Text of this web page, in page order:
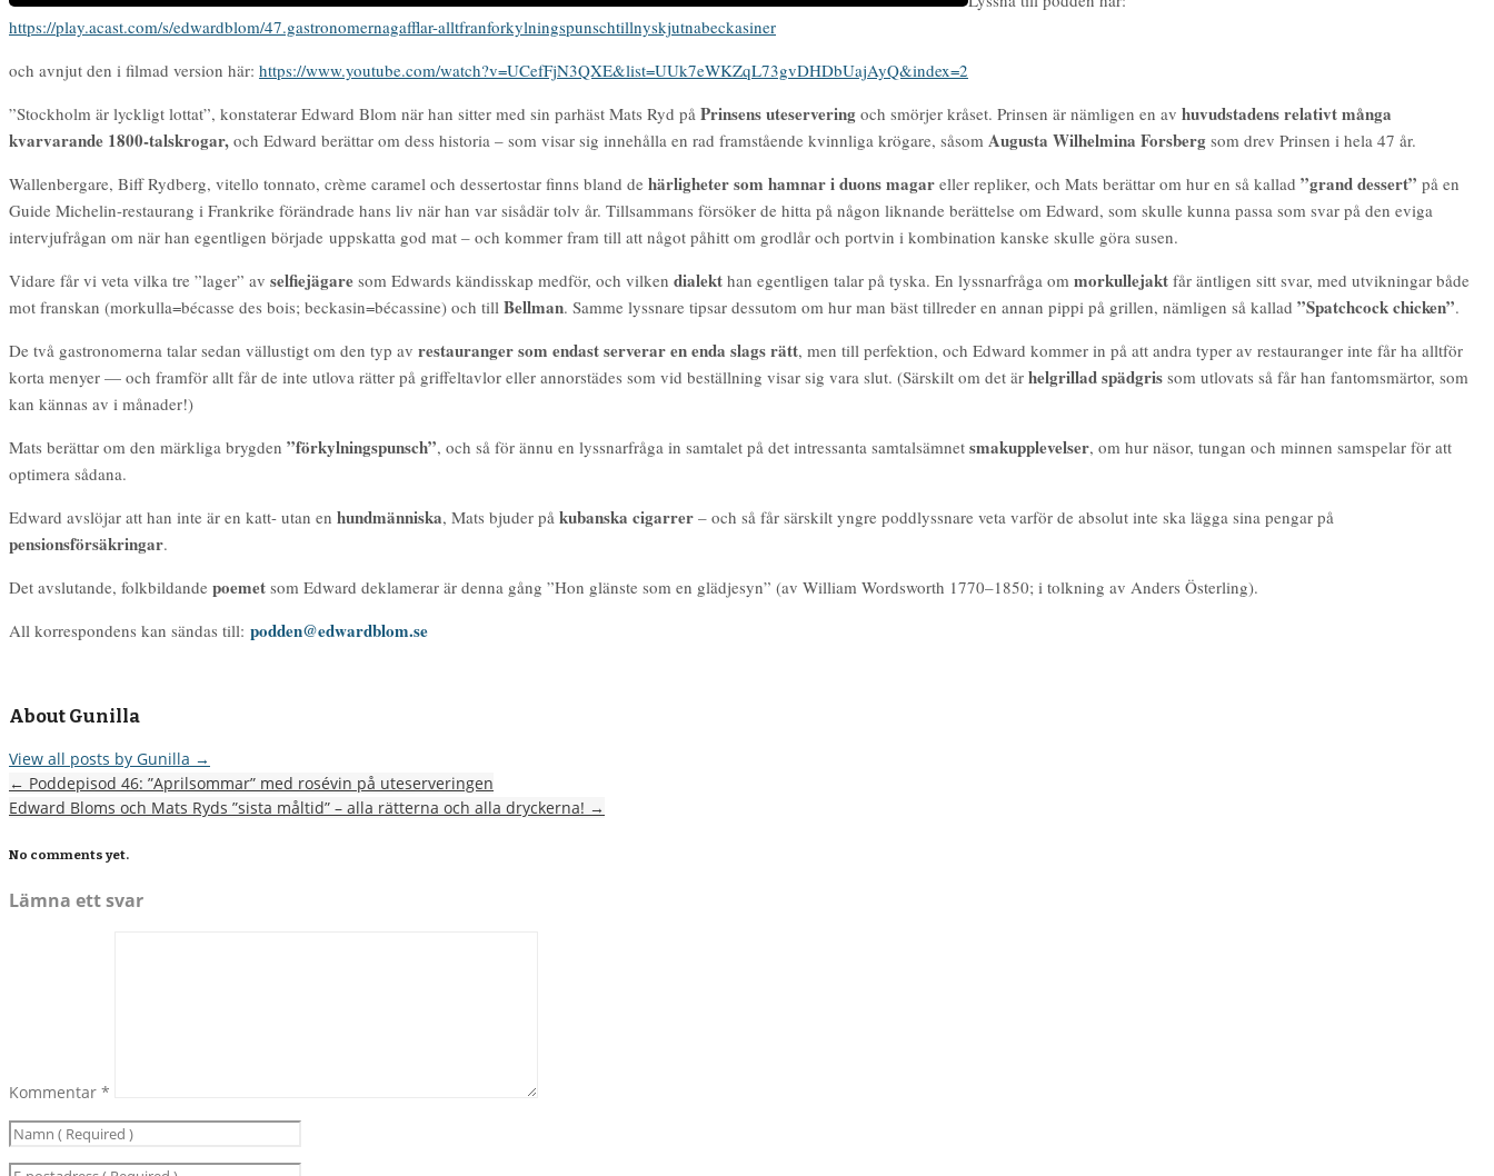
https://play.acast.com/s/edwardblom/47.gastronomernagafflar-alltfranforkylningspunschtillnyskjutnabeckasiner
och avnjut den i filmad version här: https://www.youtube.com/watch?v=UCefFjN3QXE&list=UUk7eWKZqL73gvDHDbUajAyQ&index=2
”Stockholm är lyckligt lottat”, konstaterar Edward Blom när han sitter med sin parhäst Mats Ryd på Prinsens uteservering och smörjer kråset. Prinsen är nämligen en av huvudstadens relativt många
kvarvarande 1800-talskrogar, och Edward berättar om dess historia – som visar sig innehålla en rad framstående kvinnliga krögare, såsom Augusta Wilhelmina Forsberg som drev Prinsen i hela 47 år.
Wallenbergare, Biff Rydberg, vitello tonnato, crème caramel och dessertostar finns bland de härligheter som hamnar i duons magar eller repliker, och Mats berättar om hur en så kallad ”grand dessert” på en
Guide Michelin-restaurang i Frankrike förändrade hans liv när han var sisådär tolv år. Tillsammans försöker de hitta på någon liknande berättelse om Edward, som skulle kunna passa som svar på den eviga
intervjufrågan om när han egentligen började uppskatta god mat – och kommer fram till att något påhitt om grodlår och portvin i kombination kanske skulle göra susen.
Vidare får vi veta vilka tre ”lager” av selfiejägare som Edwards kändisskap medför, och vilken dialekt han egentligen talar på tyska. En lyssnarfråga om morkullejakt får äntligen sitt svar, med utvikningar både
mot franskan (morkulla=bécasse des bois; beckasin=bécassine) och till Bellman. Samme lyssnare tipsar dessutom om hur man bäst tillreder en annan pippi på grillen, nämligen så kallad ”Spatchcock chicken”.
De två gastronomerna talar sedan vällustigt om den typ av restauranger som endast serverar en enda slags rätt, men till perfektion, och Edward kommer in på att andra typer av restauranger inte får ha alltför
korta menyer — och framför allt får de inte utlova rätter på griffeltavlor eller annorstädes som vid beställning visar sig vara slut. (Särskilt om det är helgrillad spädgris som utlovats så får han fantomsmärtor, som
kan kännas av i månader!)
Mats berättar om den märkliga brygden ”förkylningspunsch”, och så för ännu en lyssnarfråga in samtalet på det intressanta samtalsämnet smakupplevelser, om hur näsor, tungan och minnen samspelar för att
optimera sådana.
Edward avslöjar att han inte är en katt- utan en hundmänniska, Mats bjuder på kubanska cigarrer – och så får särskilt yngre poddlyssnare veta varför de absolut inte ska lägga sina pengar på
pensionsförsäkringar.
Det avslutande, folkbildande poemet som Edward deklamerar är denna gång ”Hon glänste som en glädjesyn” (av William Wordsworth 1770–1850; i tolkning av Anders Österling).
All korrespondens kan sändas till: podden@edwardblom.se
About Gunilla
View all posts by Gunilla →
← Poddepisod 46: ”Aprilsommar” med rosévin på uteserveringen
Edward Bloms och Mats Ryds ”sista måltid” – alla rätterna och alla dryckerna! →
No comments yet.
Lämna ett svar
Kommentar *